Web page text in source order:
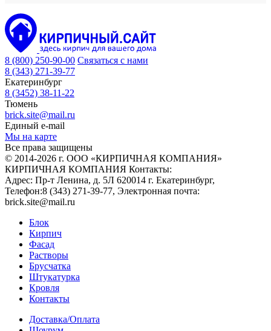
8 (800) 250-90-00 Связаться с нами
8 (343) 271-39-77
Екатеринбург
8 (3452) 38-11-22
Тюмень
brick.site@mail.ru
Единый e-mail
Мы на карте
Все права защищены
© 2014-2026 г. ООО «КИРПИЧНАЯ КОМПАНИЯ»
КИРПИЧНАЯ КОМПАНИЯ Контакты:
Адрес: Пр-т Ленина, д. 5Л 620014 г. Екатеринбург,
Телефон:8 (343) 271-39-77, Электронная почта:
brick.site@mail.ru
Блок
Кирпич
Фасад
Растворы
Брусчатка
Штукатурка
Кровля
Контакты
Доставка/Оплата